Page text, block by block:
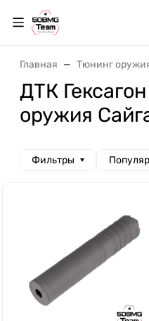
Главная Тюнинг
ДТК
оружия
Фильтры